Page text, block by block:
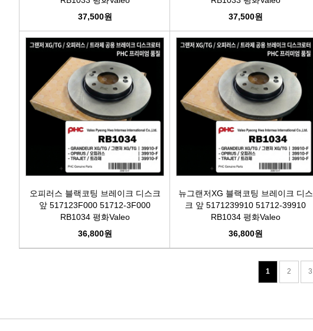
37,500원
37,500원
오피러스 블랙코팅 브레이크 디스크
앞 517123F000 51712-3F000
RB1034 평화Valeo
36,800원
뉴그랜저XG 블랙코팅 브레이크 디스
크 앞 5171239910 51712-39910
RB1034 평화Valeo
36,800원
1 2 3